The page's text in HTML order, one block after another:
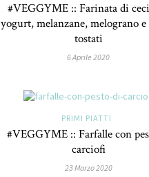
#VEGGYME :: Farinata di
yogurt, melanzane, melograno
tostati
6 Aprile 2020
PRIMI PIATTI
#VEGGYME :: Farfalle con
carciofi
23 Marzo 2020